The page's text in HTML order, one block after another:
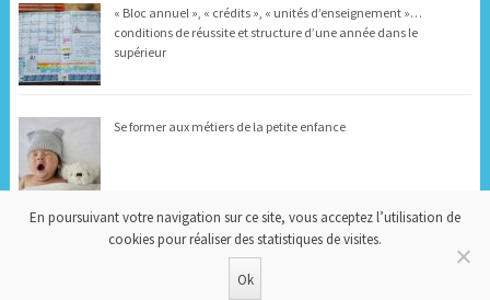
« Bloc annuel », « crédits », « unités d’enseignement »…
conditions de réussite et structure d’une année dans le
supérieur
Se former aux métiers de la petite enfance
« Orientation days » : des stages d’orientation pendant les
En poursuivant votre navigation sur ce site, vous acceptez l’utilisation de
cookies pour réaliser des statistiques de visites.
Ok